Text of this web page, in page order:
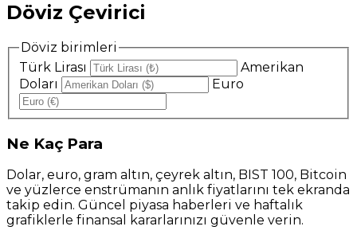
Döviz Çevirici
Döviz birimleri
Türk Lirası
Amerikan
Doları
Euro
Ne Kaç Para
Dolar, euro, gram altın, çeyrek altın, BIST 100, Bitcoin
ve yüzlerce enstrümanın anlık fiyatlarını tek ekranda
takip edin. Güncel piyasa haberleri ve haftalık
grafiklerle finansal kararlarınızı güvenle verin.